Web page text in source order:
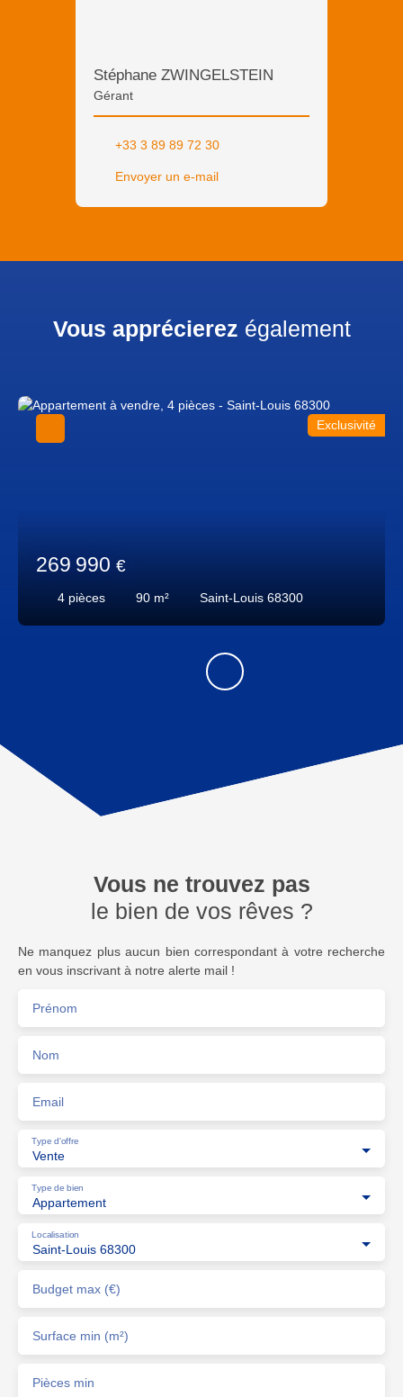
Stéphane ZWINGELSTEIN
Gérant
+33 3 89 89 72 30
Envoyer un e-mail
Vous apprécierez également
269 990 €
4 pièces 90 m² Saint-Louis 68300
Exclusivité
Vous ne trouvez pas
le bien de vos rêves ?
Ne manquez plus aucun bien correspondant à votre recherche
en vous inscrivant à notre alerte mail !
Prénom
Nom
Email
Vente
Type d'offre
Appartement
Type de bien
Saint-Louis 68300
Localisation
Budget max (€)
Surface min (m²)
Pièces min